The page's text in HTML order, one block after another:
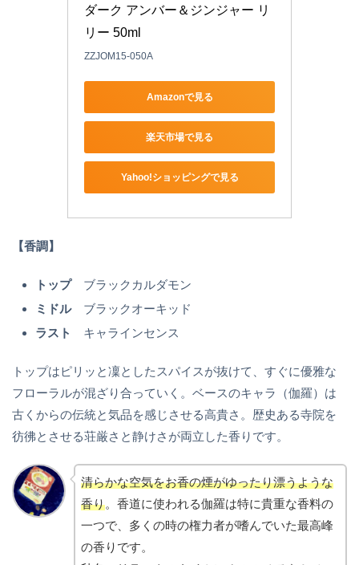
ダーク アンバー＆ジンジャー リ
リー 50ml
ZZJOM15-050A
Amazonで見る
楽天市場で見る
Yahoo!ショッピングで見る
【香調】
トップブラックカルダモン
ミドルブラックオーキッド
ラスト
キャラインセンス
トップはピリッと凜としたスパイスが抜けて、すぐに優雅な
フローラルが混ざり合っていく。ベースのキャラ（伽羅）は
古くからの伝統と気品を感じさせる高貴さ。歴史ある寺院を
彷彿とさせる荘厳さと静けさが両立した香りです。
清らかな空気をお香の煙がゆったり漂うような
香り。香道に使われる伽羅は特に貴重な香料の
一つで、多くの時の権力者が嗜んでいた最高峰
の香りです。